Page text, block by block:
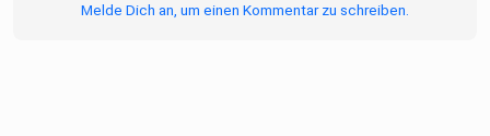
Melde Dich an, um einen Kommentar zu schreiben.